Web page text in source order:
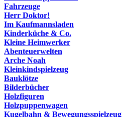
Fahrzeuge
Herr Doktor!
Im Kaufmannsladen
Kinderküche & Co.
Kleine Heimwerker
Abenteuerwelten
Arche Noah
Kleinkindspielzeug
Bauklötze
Bilderbücher
Holzfiguren
Holzpuppenwagen
Kugelbahn & Bewegungsspielzeug